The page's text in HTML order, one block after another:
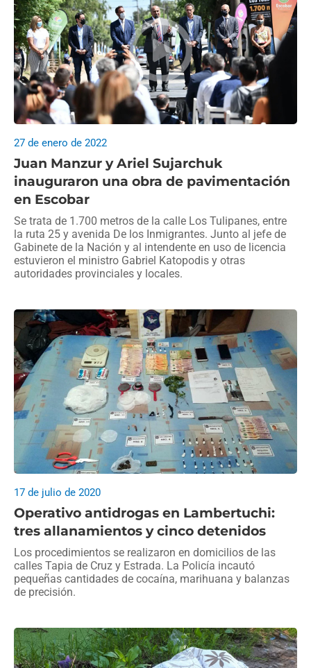
Juan Manzur y Ariel Sujarchuk
inauguraron una obra de pavimentación
en Escobar
27 de enero de 2022
Se trata de 1.700 metros de la calle Los Tulipanes, entre
la ruta 25 y avenida De los Inmigrantes. Junto al jefe de
Gabinete de la Nación y al intendente en uso de licencia
estuvieron el ministro Gabriel Katopodis y otras
autoridades provinciales y locales.
Operativo antidrogas en Lambertuchi:
tres allanamientos y cinco detenidos
17 de julio de 2020
Los procedimientos se realizaron en domicilios de las
calles Tapia de Cruz y Estrada. La Policía incautó
pequeñas cantidades de cocaína, marihuana y balanzas
de precisión.